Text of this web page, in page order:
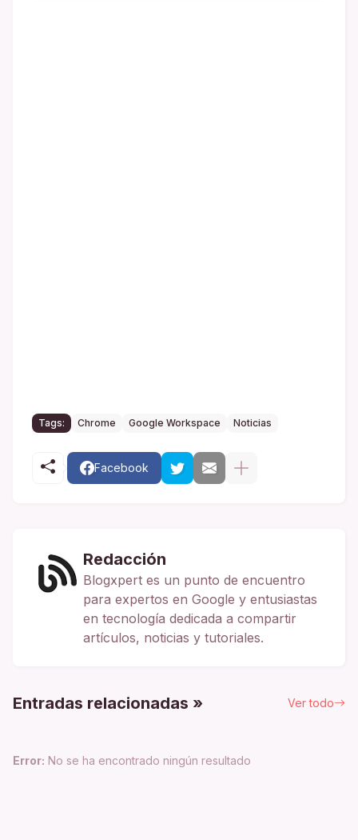
Tags: Chrome Google Workspace Noticias
Facebook
Redacción
Blogxpert es un punto de encuentro
para expertos en Google y entusiastas
en tecnología dedicada a compartir
artículos, noticias y tutoriales.
Entradas relacionadas » Ver todo
Error: No se ha encontrado ningún resultado